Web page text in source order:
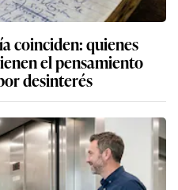
coinciden: quienes
el pensamiento
desinterés